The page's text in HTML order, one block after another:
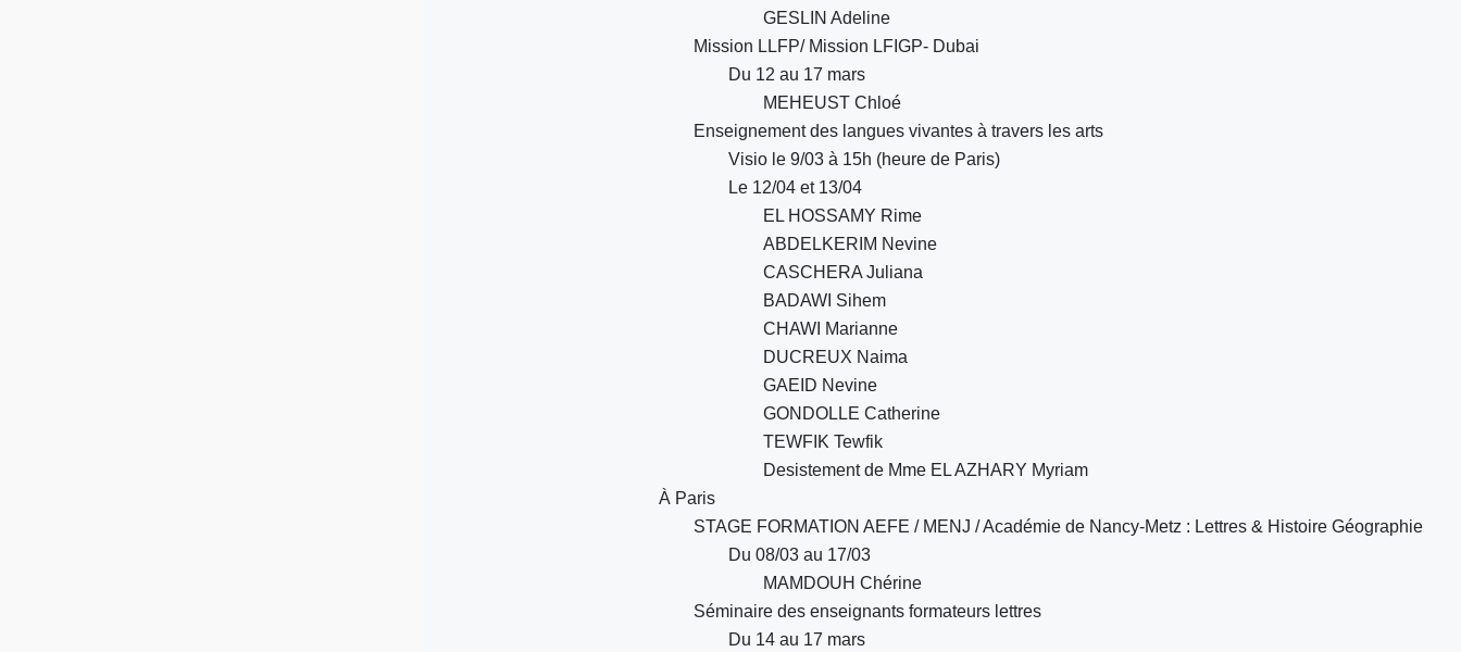
GESLIN Adeline
Mission LLFP/ Mission LFIGP- Dubai
Du 12 au 17 mars
MEHEUST Chloé
Enseignement des langues vivantes à travers les arts
Visio le 9/03 à 15h (heure de Paris)
Le 12/04 et 13/04
EL HOSSAMY Rime
ABDELKERIM Nevine
CASCHERA Juliana
BADAWI Sihem
CHAWI Marianne
DUCREUX Naima
GAEID Nevine
GONDOLLE Catherine
TEWFIK Tewfik
Desistement de Mme EL AZHARY Myriam
À Paris
STAGE FORMATION AEFE / MENJ / Académie de Nancy-Metz : Lettres & Histoire Géographie
Du 08/03 au 17/03
MAMDOUH Chérine
Séminaire des enseignants formateurs lettres
Du 14 au 17 mars